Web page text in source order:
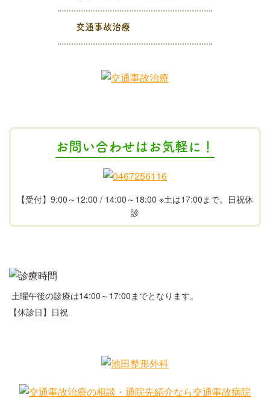
交通事故治療
お問い合わせはお気軽に！
【受付】9:00～12:00 / 14:00～18:00 ※土は17:00まで。日祝休
診
土曜午後の診療は14:00～17:00までとなります。
【休診日】日祝